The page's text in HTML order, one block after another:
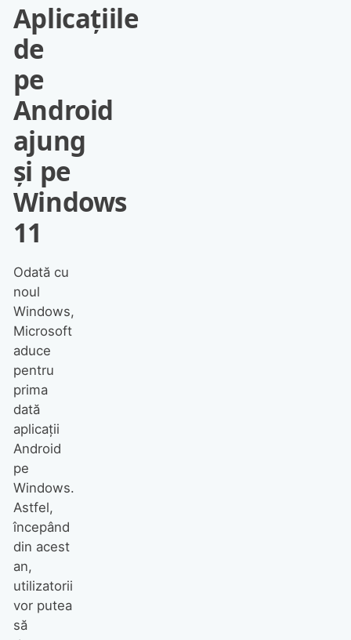
Aplicațiile
de
pe
Android
ajung
și pe
Windows
11
Odată cu
noul
Windows,
Microsoft
aduce
pentru
prima
dată
aplicații
Android
pe
Windows.
Astfel,
începând
din acest
an,
utilizatorii
vor putea
să